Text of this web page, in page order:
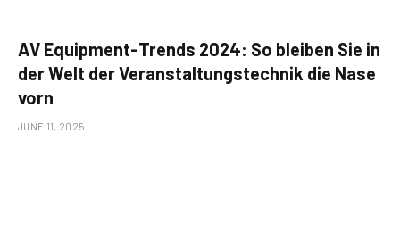
AV Equipment-Trends 2024: So bleiben Sie in
der Welt der Veranstaltungstechnik die Nase
vorn
JUNE 11, 2025